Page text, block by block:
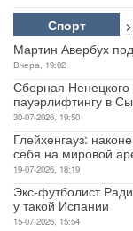
Спорт
Мартин Авербух
Вчера, 19:02
Сборная Ненецкого
пауэрлифтингу в
30-07-2026, 19:50
Глейхенгауз:
себя на мировой
19-07-2026, 18:19
Экс-футболист
у такой Испании
15-07-2026, 15:54